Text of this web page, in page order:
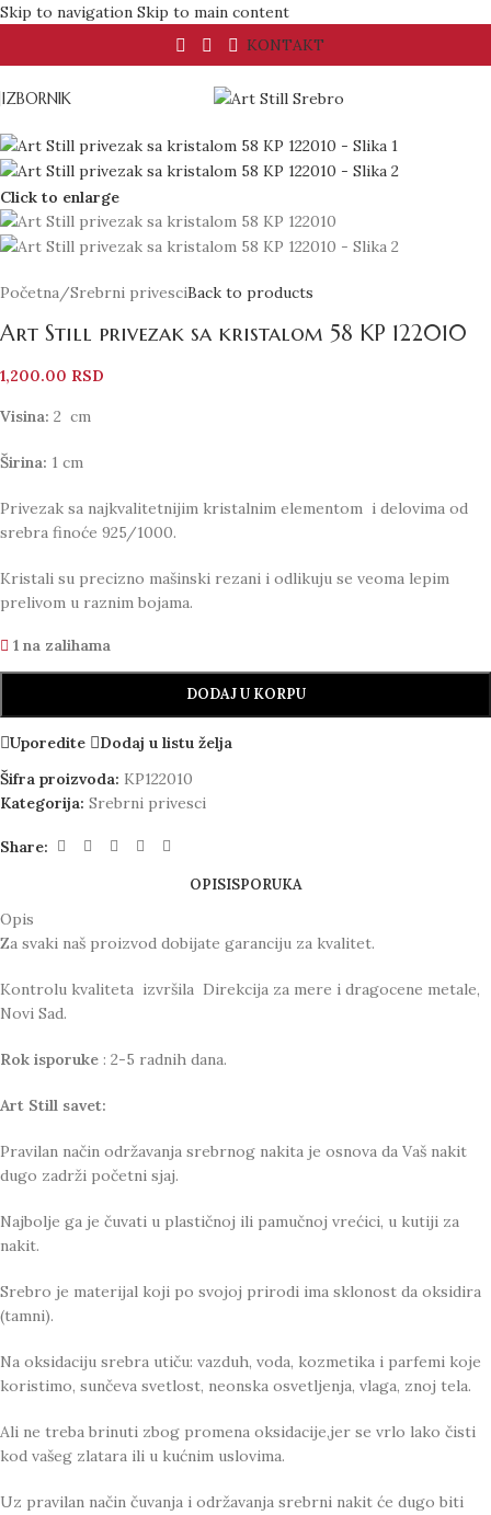
Skip to navigation Skip to main content
KONTAKT
IZBORNIK
Click to enlarge
Početna/Srebrni privesciBack to products
Art Still privezak sa kristalom 58 KP 122010
1,200.00 RSD
Visina: 2 cm
Širina: 1 cm
Privezak sa najkvalitetnijim kristalnim elementom i delovima od
srebra finoće 925/1000.
Kristali su precizno mašinski rezani i odlikuju se veoma lepim
prelivom u raznim bojama.
1 na zalihama
DODAJ U KORPU
Uporedite
Dodaj u listu želja
Šifra proizvoda: KP122010
Kategorija: Srebrni privesci
Share:
OPISISPORUKA
Opis
Za svaki naš proizvod dobijate garanciju za kvalitet.
Kontrolu kvaliteta izvršila Direkcija za mere i dragocene metale,
Novi Sad.
Rok isporuke : 2-5 radnih dana.
Art Still savet:
Pravilan način održavanja srebrnog nakita je osnova da Vaš nakit
dugo zadrži početni sjaj.
Najbolje ga je čuvati u plastičnoj ili pamučnoj vrećici, u kutiji za
nakit.
Srebro je materijal koji po svojoj prirodi ima sklonost da oksidira
(tamni).
Na oksidaciju srebra utiču: vazduh, voda, kozmetika i parfemi koje
koristimo, sunčeva svetlost, neonska osvetljenja, vlaga, znoj tela.
Ali ne treba brinuti zbog promena oksidacije,jer se vrlo lako čisti
kod vašeg zlatara ili u kućnim uslovima.
Uz pravilan način čuvanja i održavanja srebrni nakit će dugo biti